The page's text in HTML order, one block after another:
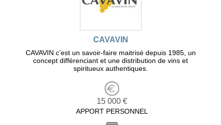
CAVAVIN
CAVAVIN c’est un savoir-faire maitrisé depuis 1985, un
concept différenciant et une distribution de vins et
spiritueux authentiques.
15 000 €
APPORT PERSONNEL